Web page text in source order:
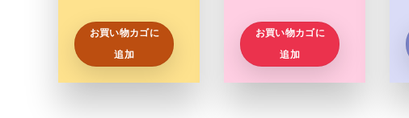
お買い物カゴに
追加
お買い物カゴに
追加